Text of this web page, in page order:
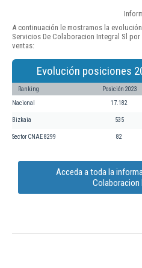
A continuación le mostramos la
Servicios De Colaboracion Integral Sl
ventas:
Evolución posiciones
Ranking Posición 2023
Nacional 17.182
Bizkaia 535
Sector CNAE 8299 82
Acceda a toda la
Colaboracion